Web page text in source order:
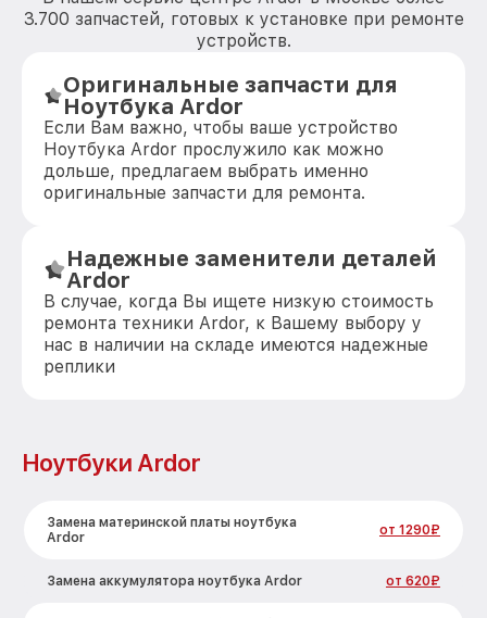
3.700 запчастей, готовых к установке при ремонте
устройств.
Оригинальные запчасти для
Ноутбука Ardor
Если Вам важно, чтобы ваше устройство
Ноутбука Ardor прослужило как можно
дольше, предлагаем выбрать именно
оригинальные запчасти для ремонта.
Надежные заменители деталей
Ardor
В случае, когда Вы ищете низкую стоимость
ремонта техники Ardor, к Вашему выбору у
нас в наличии на складе имеются надежные
реплики
Ноутбуки Ardor
Замена материнской платы ноутбука
Ardor
от 1290₽
Замена аккумулятора ноутбука Ardor от 620₽